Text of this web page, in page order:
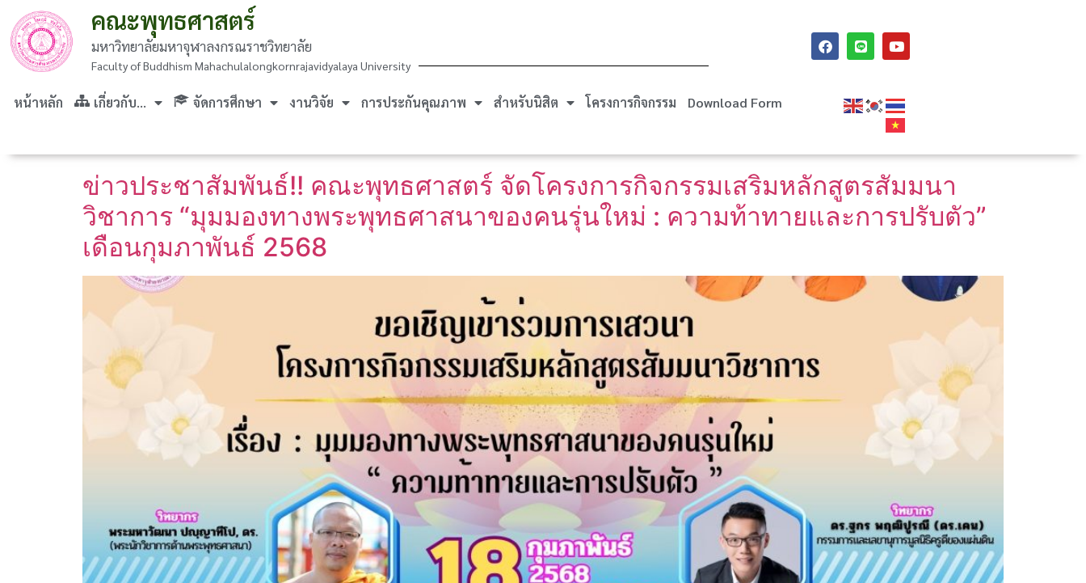
คณะพุทธศาสตร์
มหาวิทยาลัยมหาจุฬาลงกรณราชวิทยาลัย
Faculty of Buddhism Mahachulalongkornrajavidyalaya University
หน้าหลัก เกี่ยวกับ… จัดการศึกษา งานวิจัย การประกันคุณภาพ สำหรับนิสิต โครงการกิจกรรม Download Form
ข่าวประชาสัมพันธ์!! คณะพุทธศาสตร์ จัดโครงการกิจกรรมเสริมหลักสูตรสัมมนา
วิชาการ “มุมมองทางพระพุทธศาสนาของคนรุ่นใหม่ : ความท้าทายและการปรับตัว”
เดือนกุมภาพันธ์ 2568